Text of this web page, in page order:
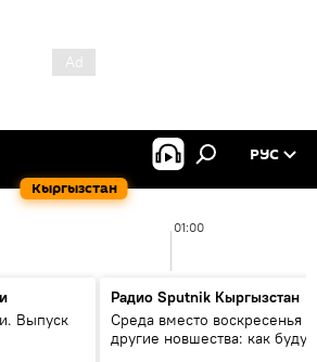
Кыргызстан
РУС
01:00
Выпуск
Радио Sputnik Кыргызстан
Среда вместо воскресенья и
другие новшества: как будут